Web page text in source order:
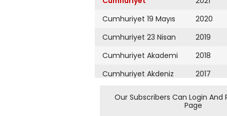
Cumhuriyet 19 Mayıs
Cumhuriyet 23 Nisan
Cumhuriyet Akademi
Cumhuriyet Akdeniz
Cumhuriyet Alışveriş
2020
2019
2018
2017
2016
2015
Our Subscribers Can Login And
Page